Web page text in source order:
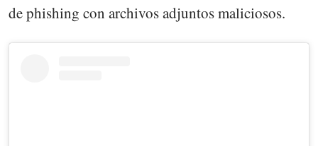
de phishing con archivos adjuntos maliciosos.